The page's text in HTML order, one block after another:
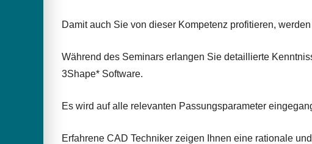
Damit auch Sie von dieser Kompetenz profitieren,
Während des Seminars erlangen Sie detaillierte
3Shape* Software.
Es wird auf alle relevanten Passungsparameter
Erfahrene CAD Techniker zeigen Ihnen eine rationale